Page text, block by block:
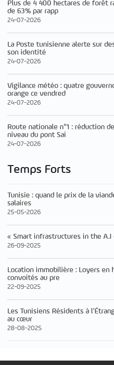
Plus de 4 400 hectares de forêt
de 63% par rapp
24-07-2026
La Poste tunisienne alerte sur
son identité
24-07-2026
Vigilance météo : quatre
orange ce vendred
24-07-2026
Route nationale n°1 : réduction
niveau du pont Sai
24-07-2026
Temps Forts
Tunisie : quand le prix de la
salaires
25-05-2026
« Smart infrastructures in the A.I
26-09-2025
Location immobilière : Loyers en
convoités au pre
22-09-2025
Les Tunisiens Résidents à
au cœur
28-08-2025